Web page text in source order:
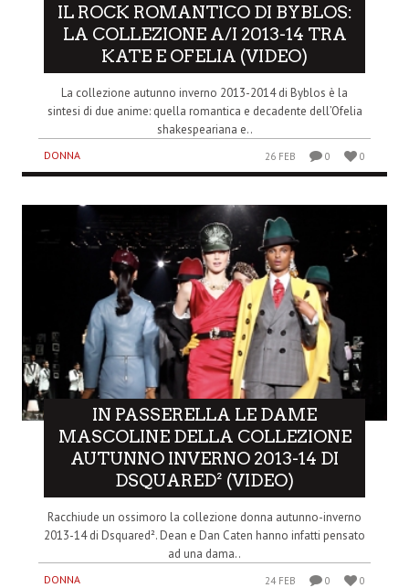
IL ROCK ROMANTICO DI BYBLOS:
LA COLLEZIONE A/I 2013-14 TRA
KATE E OFELIA (VIDEO)
La collezione autunno inverno 2013-2014 di Byblos è la
sintesi di due anime: quella romantica e decadente dell’Ofelia
shakespeariana e..
DONNA 26 FEB 0 0
IN PASSERELLA LE DAME
MASCOLINE DELLA COLLEZIONE
AUTUNNO INVERNO 2013-14 DI
DSQUARED² (VIDEO)
Racchiude un ossimoro la collezione donna autunno-inverno
2013-14 di Dsquared². Dean e Dan Caten hanno infatti pensato
ad una dama..
DONNA 24 FEB 0 0